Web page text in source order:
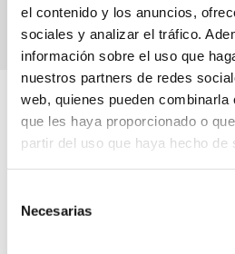
el contenido y los anuncios,
sociales y analizar el tráfico.
información sobre el uso que
nuestros partners de redes
web, quienes pueden combinarla
que les haya proporcionado o
partir del uso que haya hecho de
Necesarias
NOTICIAS IFSES
Las últimas
sector para que puedas